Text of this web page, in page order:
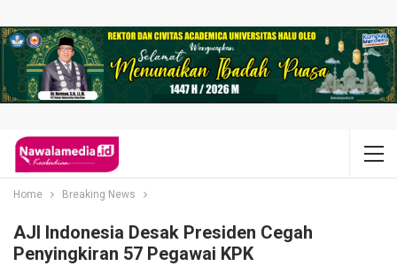
Home Breaking News
AJI Indonesia Desak Presiden Cegah
Penyingkiran 57 Pegawai KPK